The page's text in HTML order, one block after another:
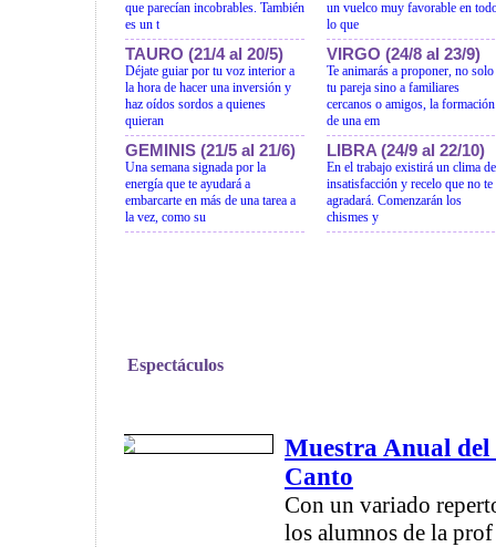
que parecían incobrables. También
es un t
TAURO (21/4 al 20/5)
Déjate guiar por tu voz interior a
la hora de hacer una inversión y
haz oídos sordos a quienes
quieran
GEMINIS (21/5 al 21/6)
Una semana signada por la
energía que te ayudará a
embarcarte en más de una tarea a
la vez, como su
un vuelco muy favorable en
lo que
VIRGO (24/8 al 23/9)
Te animarás a proponer, no solo
tu pareja sino a familiares
cercanos o amigos, la formación
de una em
LIBRA (24/9 al 22/10)
En el trabajo existirá un clima de
insatisfacción y recelo que no te
agradará. Comenzarán los
chismes y
Espectáculos
Muestra Anual
Canto
Con un variado
los alumnos de la